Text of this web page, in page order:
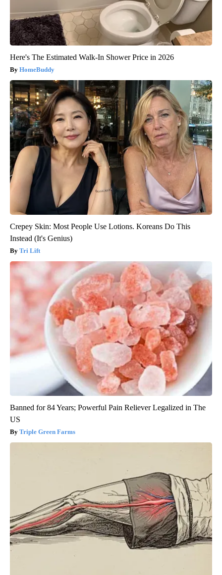
Here's The Estimated Walk-In Shower Price in 2026
HomeBuddy
Crepey Skin: Most People Use Lotions. Koreans Do This
Instead (It's Genius)
Tri Lift
Banned for 84 Years; Powerful Pain Reliever Legalized in The
US
Triple Green Farms